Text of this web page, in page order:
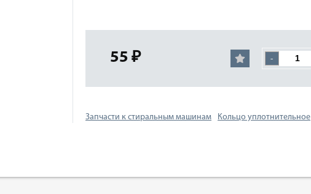
55 ₽ -
Запчасти к стиральным машинам Кольцо уплотнительное